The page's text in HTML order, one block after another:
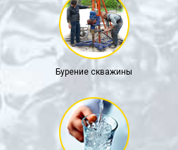
Бурение скважины